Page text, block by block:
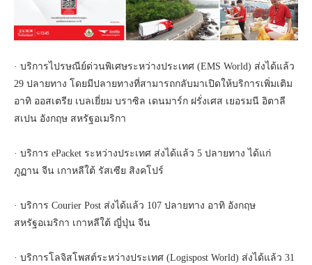
· บริการไปรษณีย์ด่วนพิเศษระหว่างประเทศ (EMS World) ส่งได้แล้ว
29 ปลายทาง โดยมีปลายทางที่สามารถกลับมาเปิดให้บริการเพิ่มเติม
อาทิ ออสเตรีย เบลเยี่ยม บราซิล เดนมาร์ก ฝรั่งเศส เยอรมนี อิตาลี
สเปน อังกฤษ สหรัฐอเมริกา
· บริการ ePacket ระหว่างประเทศ ส่งได้แล้ว 5 ปลายทาง ได้แก่
ภูฏาน จีน เกาหลีใต้ รัสเซีย สิงคโปร์
· บริการ Courier Post ส่งได้แล้ว 107 ปลายทาง อาทิ อังกฤษ
สหรัฐอเมริกา เกาหลีใต้ ญี่ปุ่น จีน
· บริการโลจิสโพสต์ระหว่างประเทศ (Logispost World) ส่งได้แล้ว 31